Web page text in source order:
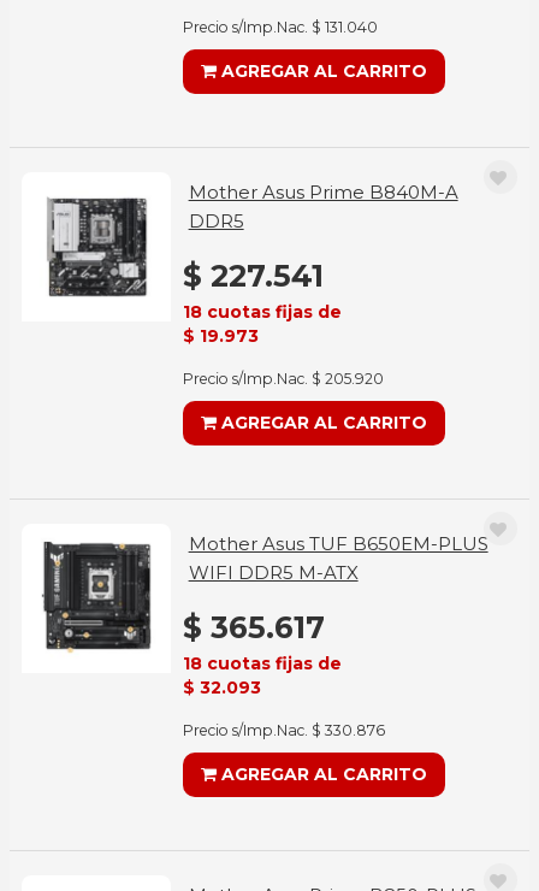
Precio s/Imp.Nac. $ 131.040
AGREGAR AL CARRITO
Mother Asus Prime B840M-A
DDR5
$ 227.541
18 cuotas fijas de
$ 19.973
Precio s/Imp.Nac. $ 205.920
AGREGAR AL CARRITO
Mother Asus TUF B650EM-PLUS
WIFI DDR5 M-ATX
$ 365.617
18 cuotas fijas de
$ 32.093
Precio s/Imp.Nac. $ 330.876
AGREGAR AL CARRITO